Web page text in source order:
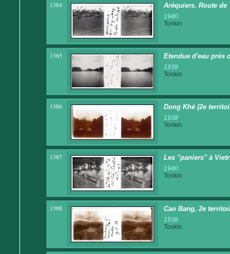
1384 Aréquiers. Route de
1940
Tonkin
1385 Etendue d'eau près
1939
Tonkin
1386 Dong Khé (2e
1938
Tonkin
1387 Les "paniers" à
1940
Tonkin
1388 Cao Bang, 2e
1938
Tonkin